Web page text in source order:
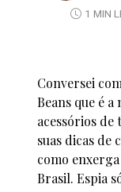
1 MIN
Conversei
Beans que é
acessórios de
suas dicas de
como
Brasil. Espia